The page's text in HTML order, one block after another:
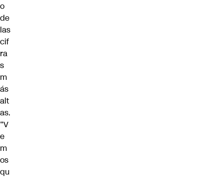
o
de
las
cif
ra
s
m
ás
alt
as.
“V
e
m
os
qu